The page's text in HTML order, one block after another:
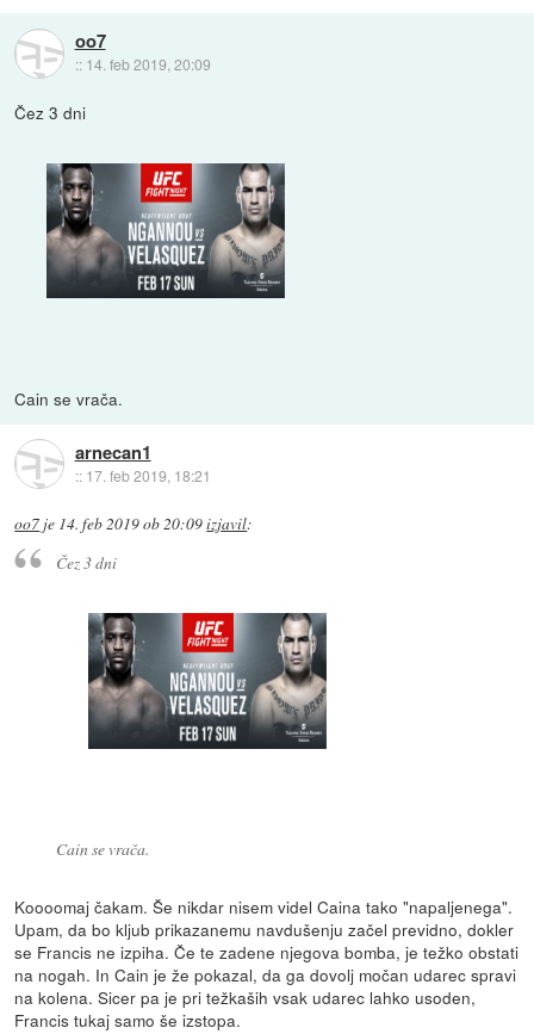
oo7
:: 14. feb 2019, 20:09
Čez 3 dni
Cain se vrača.
arnecan1
:: 17. feb 2019, 18:21
oo7 je 14. feb 2019 ob 20:09izjavil:
Čez 3 dni
Cain se vrača.
Koooomaj čakam. Še nikdar nisem videl Caina tako "napaljenega".
Upam, da bo kljub prikazanemu navdušenju začel previdno, dokler
se Francis ne izpiha. Če te zadene njegova bomba, je težko obstati
na nogah. In Cain je že pokazal, da ga dovolj močan udarec spravi
na kolena. Sicer pa je pri težkaših vsak udarec lahko usoden,
Francis tukaj samo še izstopa.